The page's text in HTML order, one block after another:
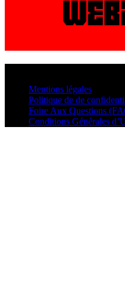
Mentions légales
Politique de de
Foire Aux Questions
Conditions Générales